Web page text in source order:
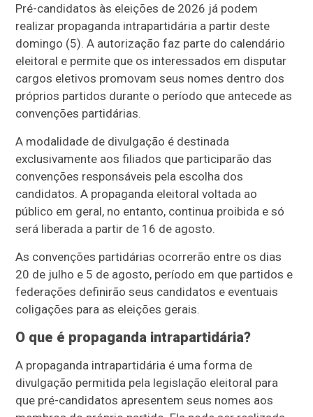
Pré-candidatos às eleições de 2026 já podem
realizar propaganda intrapartidária a partir deste
domingo (5). A autorização faz parte do calendário
eleitoral e permite que os interessados em disputar
cargos eletivos promovam seus nomes dentro dos
próprios partidos durante o período que antecede as
convenções partidárias.
A modalidade de divulgação é destinada
exclusivamente aos filiados que participarão das
convenções responsáveis pela escolha dos
candidatos. A propaganda eleitoral voltada ao
público em geral, no entanto, continua proibida e só
será liberada a partir de 16 de agosto.
As convenções partidárias ocorrerão entre os dias
20 de julho e 5 de agosto, período em que partidos e
federações definirão seus candidatos e eventuais
coligações para as eleições gerais.
O que é propaganda intrapartidária?
A propaganda intrapartidária é uma forma de
divulgação permitida pela legislação eleitoral para
que pré-candidatos apresentem seus nomes aos